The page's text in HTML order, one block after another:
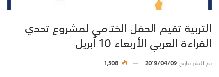
التربية تقيم الحفل الختامي لمشروع تحدي
القراءة العربي الأربعاء 10 أبريل
تم النشر بتاريخ2019/04/09
1,508